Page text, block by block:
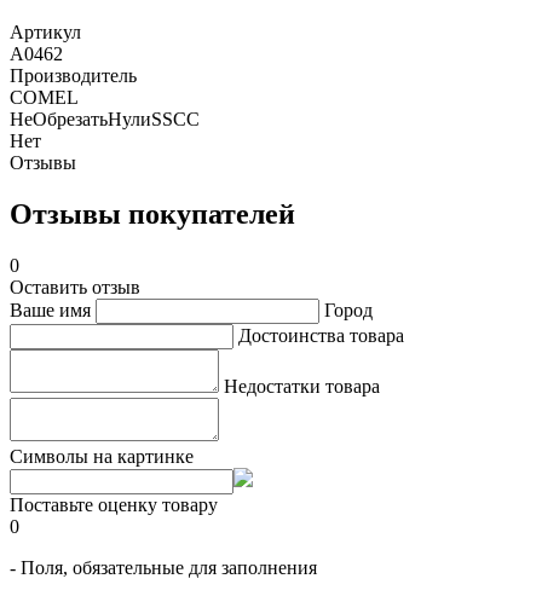
Артикул
A0462
Производитель
COMEL
НеОбрезатьНулиSSCC
Нет
Отзывы
Отзывы покупателей
0
Оставить отзыв
Ваше имя
Город
Достоинства товара
Недостатки товара
Символы на картинке
Поставьте оценку товару
0
- Поля, обязательные для заполнения